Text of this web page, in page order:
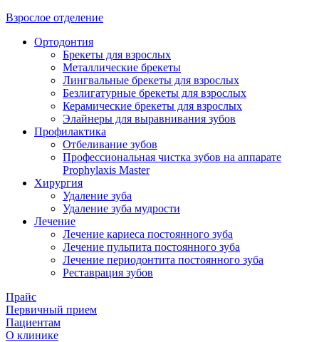
Взрослое отделение
Ортодонтия
Брекеты для взрослых
Металлические брекеты
Лингвальные брекеты для взрослых
Безлигатурные брекеты для взрослых
Керамические брекеты для взрослых
Элайнеры для выравнивания зубов
Профилактика
Отбеливание зубов
Профессиональная чистка зубов на аппарате
Prophylaxis Master
Хирургия
Удаление зуба
Удаление зуба мудрости
Лечение
Лечение кариеса постоянного зуба
Лечение пульпита постоянного зуба
Лечение периодонтита постоянного зуба
Реставрация зубов
Прайс
Первичный прием
Пациентам
О клинике